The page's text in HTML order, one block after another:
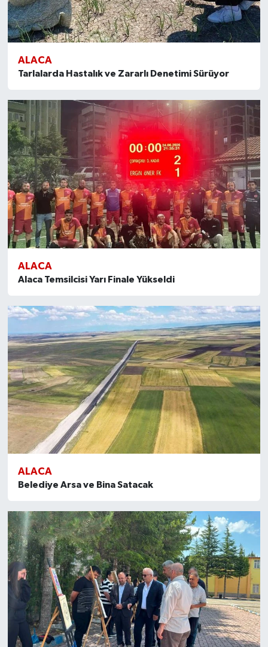
ALACA
Tarlalarda Hastalık ve Zararlı Denetimi Sürüyor
ALACA
Alaca Temsilcisi Yarı Finale Yükseldi
ALACA
Belediye Arsa ve Bina Satacak